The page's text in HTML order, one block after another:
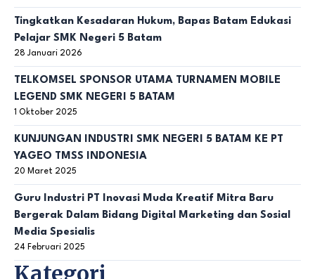
Tingkatkan Kesadaran Hukum, Bapas Batam Edukasi
Pelajar SMK Negeri 5 Batam
28 Januari 2026
TELKOMSEL SPONSOR UTAMA TURNAMEN MOBILE
LEGEND SMK NEGERI 5 BATAM
1 Oktober 2025
KUNJUNGAN INDUSTRI SMK NEGERI 5 BATAM KE PT
YAGEO TMSS INDONESIA
20 Maret 2025
Guru Industri PT Inovasi Muda Kreatif Mitra Baru
Bergerak Dalam Bidang Digital Marketing dan Sosial
Media Spesialis
24 Februari 2025
Kategori